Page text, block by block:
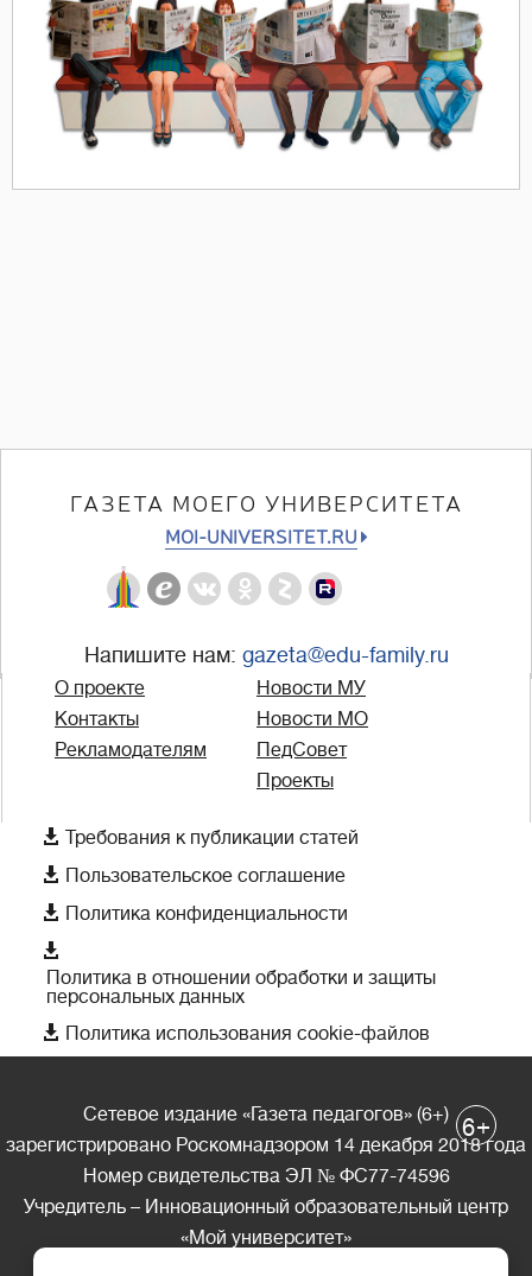
ГАЗЕТА МОЕГО УНИВЕРСИТЕТА
MOI-UNIVERSITET.RU
Напишите нам: gazeta@edu-family.ru
О проекте
Контакты
Рекламодателям
Новости МУ
Новости МО
ПедСовет
Проекты
 Требования к публикации статей
 Пользовательское соглашение
 Политика конфиденциальности

Политика в отношении обработки и защиты
персональных данных
 Политика использования cookie-файлов
Сетевое издание «Газета педагогов» (6+)
зарегистрировано Роскомнадзором 14 декабря 2018 года
Номер свидетельства ЭЛ № ФС77-74596
Учредитель – Инновационный образовательный центр
«Мой университет»
6+